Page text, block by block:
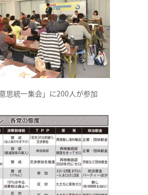
思統一集会」に200人が参加